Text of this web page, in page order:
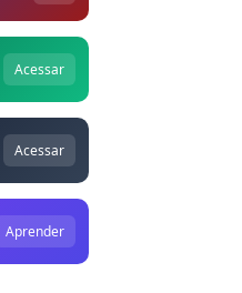
Acessar
Acessar
Aprender